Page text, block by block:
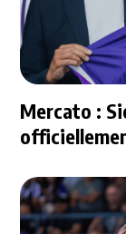
Mercato :